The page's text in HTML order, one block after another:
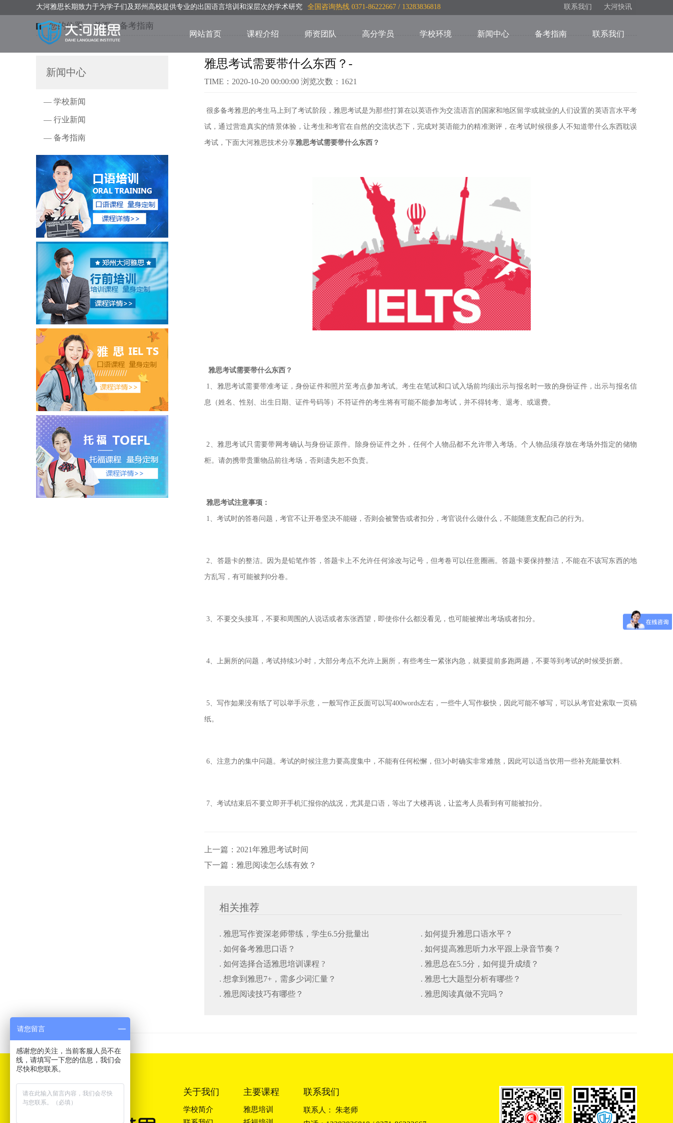
大河雅思长期致力于为学子们及郑州高校提供专业的出国语言培训和深层次的学术研究 全国咨询热线 0371-86222667 / 13283836818 联系我们 大河快讯
网站首页 课程介绍 师资团队 高分学员 学校环境 新闻中心 备考指南 联系我们
您的位置：首页>备考指南
新闻中心
— 学校新闻
— 行业新闻
— 备考指南
雅思考试需要带什么东西？-
TIME：2020-10-20 00:00:00 浏览次数：1621
很多备考雅思的考生马上到了考试阶段，雅思考试是为那些打算在以英语作为交流语言的国家和地区留学或就业的人们设置的英语言水平考
试，通过营造真实的情景体验，让考生和考官在自然的交流状态下，完成对英语能力的精准测评，在考试时候很多人不知道带什么东西耽误
考试，下面大河雅思技术分享雅思考试需要带什么东西？
雅思考试需要带什么东西？
1、雅思考试需要带准考证，身份证件和照片至考点参加考试。考生在笔试和口试入场前均须出示与报名时一致的身份证件，出示与报名信
息（姓名、性别、出生日期、证件号码等）不符证件的考生将有可能不能参加考试，并不得转考、退考、或退费。
2、雅思考试只需要带网考确认与身份证原件。除身份证件之外，任何个人物品都不允许带入考场。个人物品须存放在考场外指定的储物
柜。请勿携带贵重物品前往考场，否则遗失恕不负责。
雅思考试注意事项：
1、考试时的答卷问题，考官不让开卷坚决不能碰，否则会被警告或者扣分，考官说什么做什么，不能随意支配自己的行为。
2、答题卡的整洁。因为是铅笔作答，答题卡上不允许任何涂改与记号，但考卷可以任意圈画。答题卡要保持整洁，不能在不该写东西的地
方乱写，有可能被判0分卷。
3、不要交头接耳，不要和周围的人说话或者东张西望，即使你什么都没看见，也可能被撵出考场或者扣分。
4、上厕所的问题，考试持续3小时，大部分考点不允许上厕所，有些考生一紧张内急，就要提前多跑两趟，不要等到考试的时候受折磨。
5、写作如果没有纸了可以举手示意，一般写作正反面可以写400words左右，一些牛人写作极快，因此可能不够写，可以从考官处索取一页稿
纸。
6、注意力的集中问题。考试的时候注意力要高度集中，不能有任何松懈，但3小时确实非常难熬，因此可以适当饮用一些补充能量饮料.
7、考试结束后不要立即开手机汇报你的战况，尤其是口语，等出了大楼再说，让监考人员看到有可能被扣分。
上一篇： 2021年雅思考试时间
下一篇： 雅思阅读怎么练有效？
相关推荐
. 雅思写作资深老师带练，学生6.5分批量出
. 如何提升雅思口语水平？
. 如何备考雅思口语？
. 如何提高雅思听力水平跟上录音节奏？
. 如何选择合适雅思培训课程 ?
. 雅思总在5.5分，如何提升成绩？
. 想拿到雅思7+，需多少词汇量？
. 雅思七大题型分析有哪些？
. 雅思阅读技巧有哪些？
. 雅思阅读真做不完吗？
关于我们
学校简介
主要课程
雅思培训
联系我们
联系人： 朱老师
请您留言
感谢您的关注，当前客服人员不在
线，请填写一下您的信息，我们会
尽快和您联系。